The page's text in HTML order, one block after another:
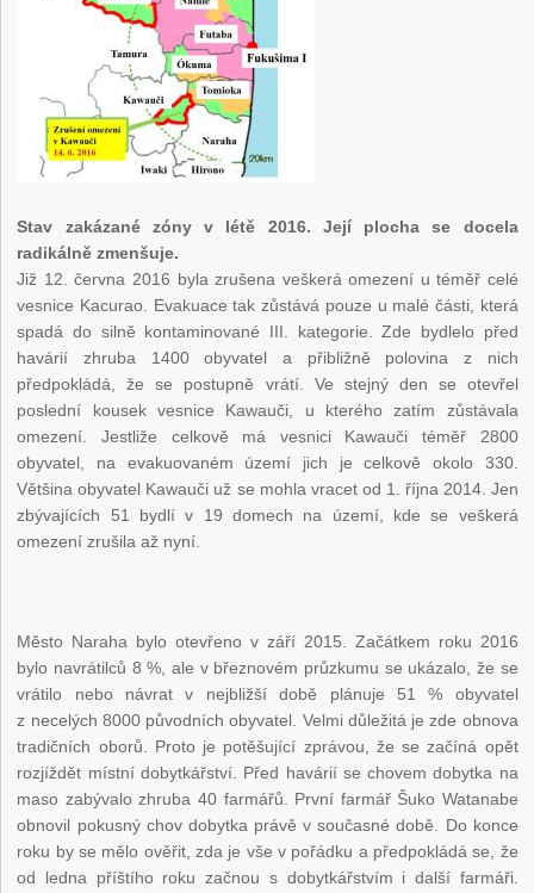
Stav zakázané zóny v létě 2016. Její plocha se docela
radikálně zmenšuje.
Již 12. června 2016 byla zrušena veškerá omezení u téměř celé
vesnice Kacurao. Evakuace tak zůstává pouze u malé části, která
spadá do silně kontaminované III. kategorie. Zde bydlelo před
havárií zhruba 1400 obyvatel a přibližně polovina z nich
předpokládá, že se postupně vrátí. Ve stejný den se otevřel
poslední kousek vesnice Kawauči, u kterého zatím zůstávala
omezení. Jestliže celkově má vesnici Kawauči téměř 2800
obyvatel, na evakuovaném území jich je celkově okolo 330.
Většina obyvatel Kawauči už se mohla vracet od 1. října 2014. Jen
zbývajících 51 bydlí v 19 domech na území, kde se veškerá
omezení zrušila až nyní.
Město Naraha bylo otevřeno v září 2015. Začátkem roku 2016
bylo navrátilců 8 %, ale v březnovém průzkumu se ukázalo, že se
vrátilo nebo návrat v nejbližší době plánuje 51 % obyvatel
z necelých 8000 původních obyvatel. Velmi důležitá je zde obnova
tradičních oborů. Proto je potěšující zprávou, že se začíná opět
rozjíždět místní dobytkářství. Před havárií se chovem dobytka na
maso zabývalo zhruba 40 farmářů. První farmář Šuko Watanabe
obnovil pokusný chov dobytka právě v současné době. Do konce
roku by se mělo ověřit, zda je vše v pořádku a předpokládá se, že
od ledna příštího roku začnou s dobytkářstvím i další farmáři.